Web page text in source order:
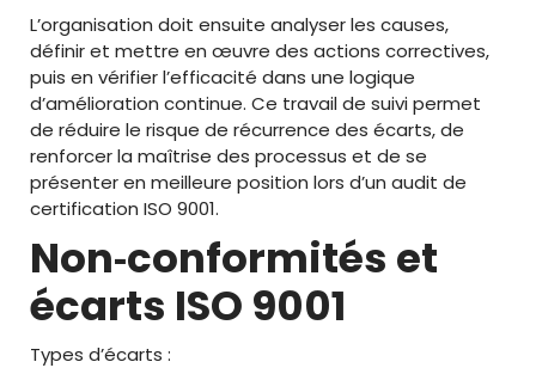
L’organisation doit ensuite analyser les causes,
définir et mettre en œuvre des actions correctives,
puis en vérifier l’efficacité dans une logique
d’amélioration continue. Ce travail de suivi permet
de réduire le risque de récurrence des écarts, de
renforcer la maîtrise des processus et de se
présenter en meilleure position lors d’un audit de
certification ISO 9001.
Non‑conformités et
écarts ISO 9001
Types d’écarts :